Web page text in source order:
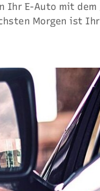
Ihr E-Auto mit
Morgen ist